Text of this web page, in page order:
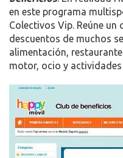
en este programa
Colectivos Vip. Reúne
descuentos de muchos
alimentación,
motor, ocio y